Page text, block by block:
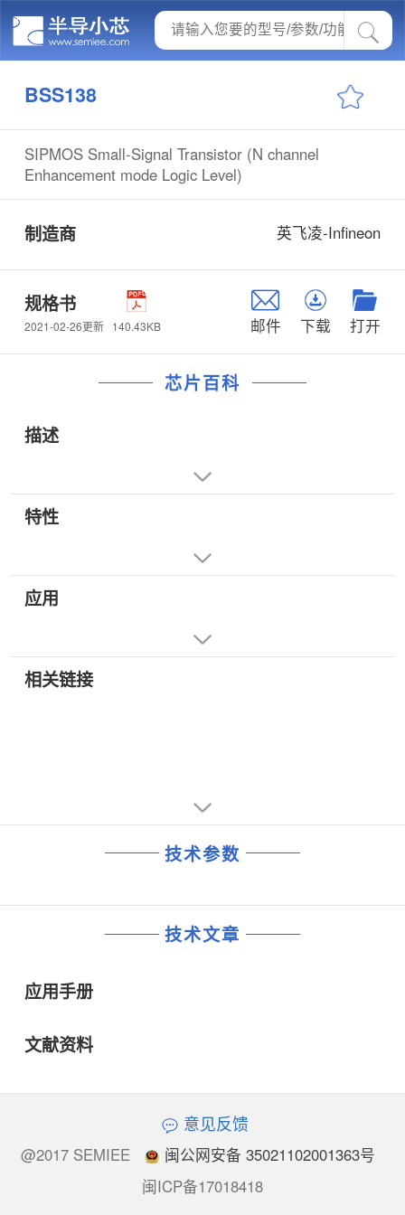
BSS138
SIPMOS Small-Signal Transistor (N channel
Enhancement mode Logic Level)
制造商 英飞凌-Infineon
规格书
2021-02-26更新 140.43KB 邮件 下载 打开
芯片百科
描述
特性
应用
相关链接
技术参数
技术文章
应用手册
文献资料
意见反馈
@2017 SEMIEE
闽公网安备 35021102001363号
闽ICP备17018418